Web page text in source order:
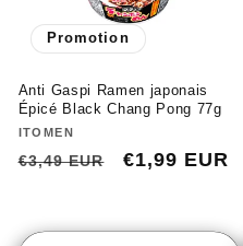
Promotion
Anti Gaspi Ramen japonais
Épicé Black Chang Pong 77g
Fournisseur :
ITOMEN
Prix
€3,49 EUR
Prix
€1,99 EUR